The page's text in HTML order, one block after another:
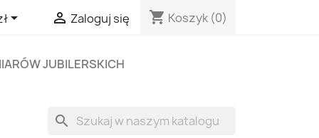
  Zaloguj się shopping_cart Koszyk (0)
JUBILERSKICH
search